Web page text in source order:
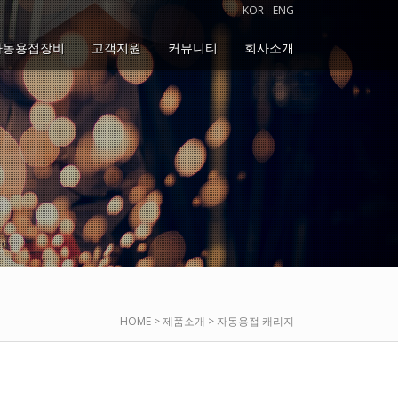
KOR ENG
용접장비 고객지원 커뮤니티 회사소개
HOME > 제품소개 > 자동용접 캐리지